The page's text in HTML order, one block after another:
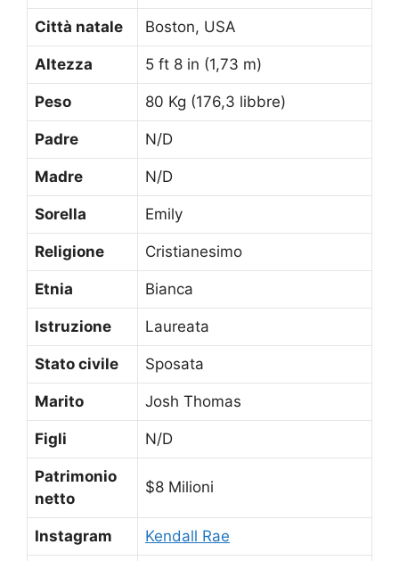
Città natale Boston, USA
Altezza 5 ft 8 in (1,73 m)
Peso 80 Kg (176,3 libbre)
Padre N/D
Madre N/D
Sorella Emily
Religione Cristianesimo
Etnia Bianca
Istruzione Laureata
Stato civile Sposata
Marito Josh Thomas
Figli N/D
Patrimonio
netto
$8 Milioni
Instagram Kendall Rae